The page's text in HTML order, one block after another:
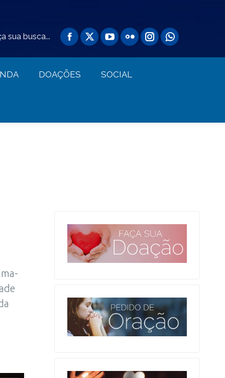
sua busca...
DOAÇÕES SOCIAL